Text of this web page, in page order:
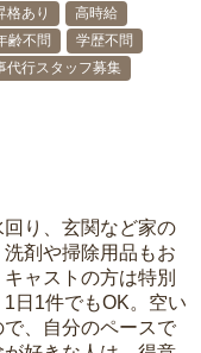
格あり
高時給
齢不問
学歴不問
代行スタッフ募集
り、玄関など家の
剤や掃除用品もお
ャストの方は特別
日1件でもOK。空い
、自分のペースで